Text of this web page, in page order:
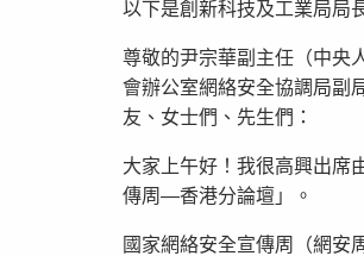
以下是創新科技及工業局局
尊敬的尹宗華副主任（中央
會辦公室網絡安全協調局副
友、女士們、先生們：
大家上午好！我很高興出席
傳周—香港分論壇」。
國家網絡安全宣傳周（網安